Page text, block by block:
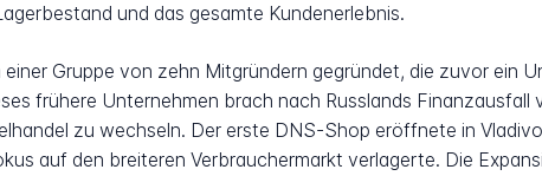
und das gesamte Kundenerlebnis.
Gruppe von zehn Mitgründern gegründet, die zuvor ein
frühere Unternehmen brach nach Russlands Finanzausfall
zu wechseln. Der erste DNS-Shop eröffnete in
auf den breiteren Verbrauchermarkt verlagerte. Die